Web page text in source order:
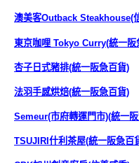
澳美客Outback Steakhouse(
東京咖哩 Tokyo Curry(統一阪
杏子日式豬排(統一阪急百貨)
法羽手感烘焙(統一阪急百貨)
Semeur(市府轉運門市)(統一
TSUJIRI什利茶屋(統一阪急百